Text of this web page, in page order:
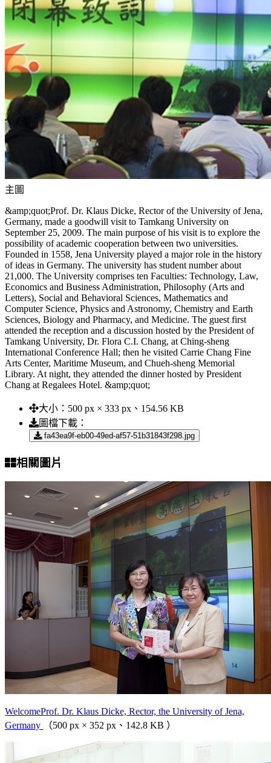
主圖
&amp;quot;Prof. Dr. Klaus Dicke, Rector of the University of Jena,
Germany, made a goodwill visit to Tamkang University on
September 25, 2009. The main purpose of his visit is to explore the
possibility of academic cooperation between two universities.
Founded in 1558, Jena University played a major role in the history
of ideas in Germany. The university has student number about
21,000. The University comprises ten Faculties: Technology, Law,
Economics and Business Administration, Philosophy (Arts and
Letters), Social and Behavioral Sciences, Mathematics and
Computer Science, Physics and Astronomy, Chemistry and Earth
Sciences, Biology and Pharmacy, and Medicine. The guest first
attended the reception and a discussion hosted by the President of
Tamkang University, Dr. Flora C.I. Chang, at Ching-sheng
International Conference Hall; then he visited Carrie Chang Fine
Arts Center, Maritime Museum, and Chueh-sheng Memorial
Library. At night, they attended the dinner hosted by President
Chang at Regalees Hotel. &amp;quot;
大小： 500 px × 333 px、154.56 KB
圖檔下載：
fa43ea9f-eb00-49ed-af57-51b31843f298.jpg
相關圖片
WelcomeProf. Dr. Klaus Dicke, Rector, the University of Jena,
Germany
（500 px × 352 px、142.8 KB ）